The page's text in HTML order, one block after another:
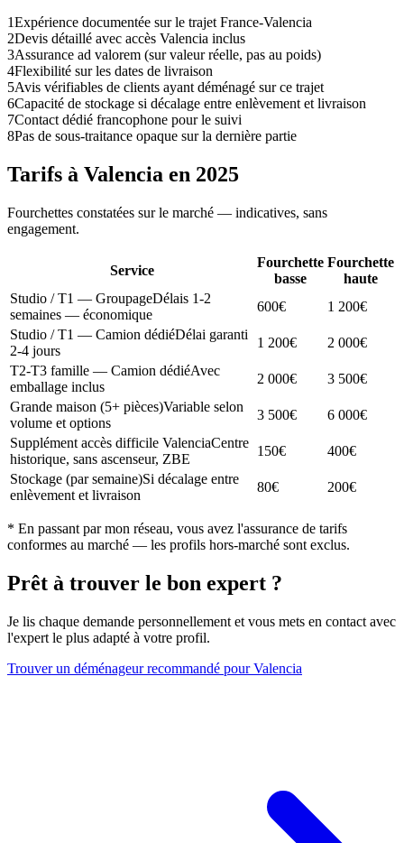
1Expérience documentée sur le trajet France-Valencia
2Devis détaillé avec accès Valencia inclus
3Assurance ad valorem (sur valeur réelle, pas au poids)
4Flexibilité sur les dates de livraison
5Avis vérifiables de clients ayant déménagé sur ce trajet
6Capacité de stockage si décalage entre enlèvement et livraison
7Contact dédié francophone pour le suivi
8Pas de sous-traitance opaque sur la dernière partie
Tarifs à Valencia en 2025
Fourchettes constatées sur le marché — indicatives, sans
engagement.
Service
Fourchette
basse
Fourchette
haute
Studio / T1 — GroupageDélais 1-2
semaines — économique
600€
1 200€
Studio / T1 — Camion dédiéDélai garanti
2-4 jours
1 200€
2 000€
T2-T3 famille — Camion dédiéAvec
emballage inclus
2 000€
3 500€
Grande maison (5+ pièces)Variable selon
volume et options
3 500€
6 000€
Supplément accès difficile ValenciaCentre
historique, sans ascenseur, ZBE
150€
400€
Stockage (par semaine)Si décalage entre
enlèvement et livraison
80€ 200€
* En passant par mon réseau, vous avez l'assurance de tarifs
conformes au marché — les profils hors-marché sont exclus.
Prêt à trouver le bon expert ?
Je lis chaque demande personnellement et vous mets en contact avec
l'expert le plus adapté à votre profil.
Trouver un déménageur recommandé pour Valencia